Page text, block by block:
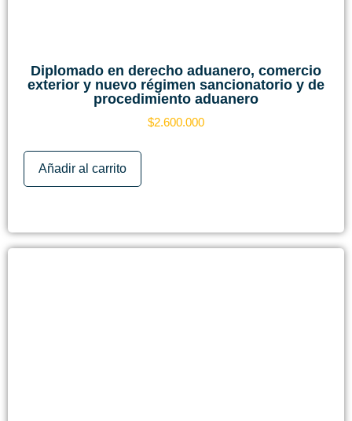
Diplomado en derecho aduanero, comercio
exterior y nuevo régimen sancionatorio y de
procedimiento aduanero
$2.600.000
Añadir al carrito